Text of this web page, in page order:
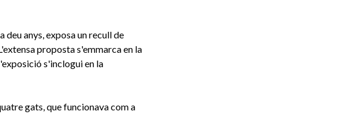
anys, exposa un recull de
proposta s'emmarca en la
s'inclogui en la
gats, que funcionava com a